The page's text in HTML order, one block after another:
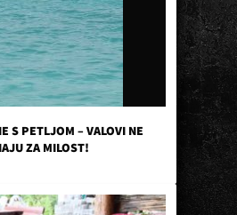
S PETLJOM – VALOVI NE
ZA MILOST!